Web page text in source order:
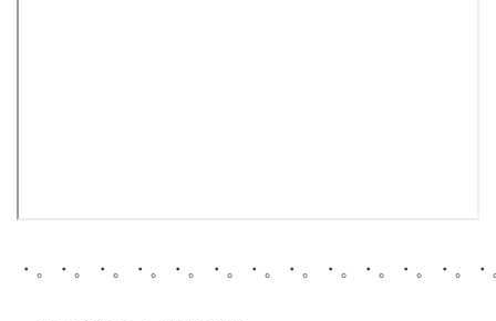
・。・。・。・。・。・。・。・。・。・。・。・。